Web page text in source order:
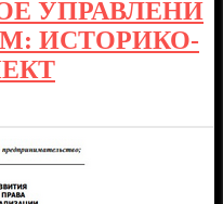
УПРАВЛЕНИ
ИСТОРИКО-